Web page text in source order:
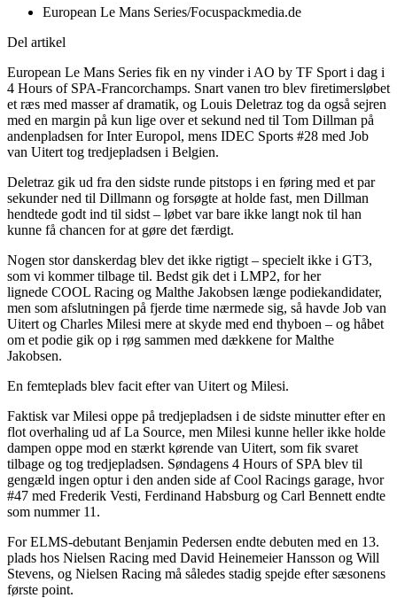
European Le Mans Series/Focuspackmedia.de
Del artikel
European Le Mans Series fik en ny vinder i AO by TF Sport i dag i
4 Hours of SPA-Francorchamps. Snart vanen tro blev firetimersløbet
et ræs med masser af dramatik, og Louis Deletraz tog da også sejren
med en margin på kun lige over et sekund ned til Tom Dillman på
andenpladsen for Inter Europol, mens IDEC Sports #28 med Job
van Uitert tog tredjepladsen i Belgien.
Deletraz gik ud fra den sidste runde pitstops i en føring med et par
sekunder ned til Dillmann og forsøgte at holde fast, men Dillman
hendtede godt ind til sidst – løbet var bare ikke langt nok til han
kunne få chancen for at gøre det færdigt.
Nogen stor danskerdag blev det ikke rigtigt – specielt ikke i GT3,
som vi kommer tilbage til. Bedst gik det i LMP2, for her
lignede COOL Racing og Malthe Jakobsen længe podiekandidater,
men som afslutningen på fjerde time nærmede sig, så havde Job van
Uitert og Charles Milesi mere at skyde med end thyboen – og håbet
om et podie gik op i røg sammen med dækkene for Malthe
Jakobsen.
En femteplads blev facit efter van Uitert og Milesi.
Faktisk var Milesi oppe på tredjepladsen i de sidste minutter efter en
flot overhaling ud af La Source, men Milesi kunne heller ikke holde
dampen oppe mod en stærkt kørende van Uitert, som fik svaret
tilbage og tog tredjepladsen. Søndagens 4 Hours of SPA blev til
gengæld ingen optur i den anden side af Cool Racings garage, hvor
#47 med Frederik Vesti, Ferdinand Habsburg og Carl Bennett endte
som nummer 11.
For ELMS-debutant Benjamin Pedersen endte debuten med en 13.
plads hos Nielsen Racing med David Heinemeier Hansson og Will
Stevens, og Nielsen Racing må således stadig spejde efter sæsonens
første point.